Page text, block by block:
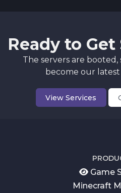
Ready to Get
The servers are
become our latest
View Services
Game
Minecraft